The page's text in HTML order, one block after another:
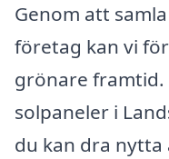
Genom att
företag kan vi
grönare framtid.
solpaneler i
du kan dra nytta